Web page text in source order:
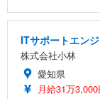
ITサポートエン
株式会社小林
愛知県
月給31万